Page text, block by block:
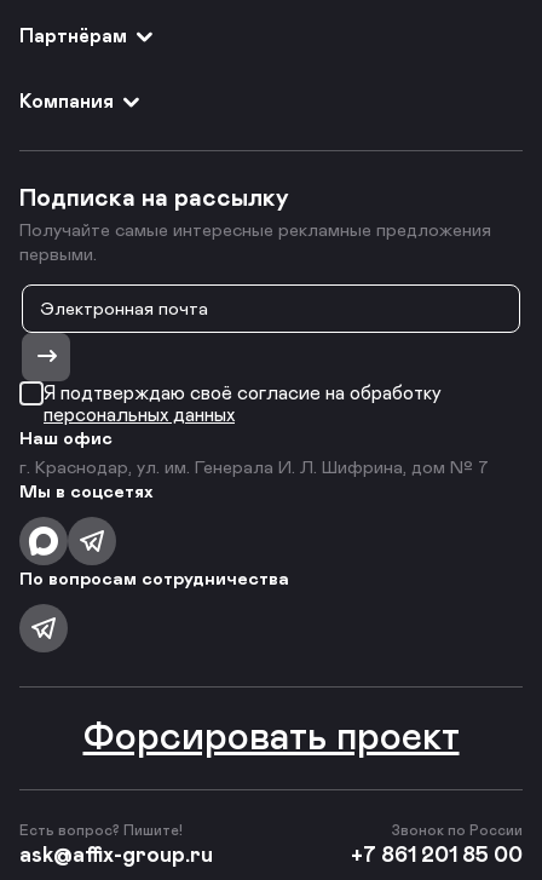
Партнёрам
Компания
Подписка на рассылку
Получайте самые интересные рекламные предложения
первыми.
Я подтверждаю своё согласие на обработку
персональных данных
Наш офис
г. Краснодар, ул. им. Генерала И. Л. Шифрина, дом № 7
Мы в соцсетях
По вопросам сотрудничества
Есть вопрос? Пишите!
ask@affix-group.ru
Форсировать проект
Звонок по России
+7 861 201 85 00